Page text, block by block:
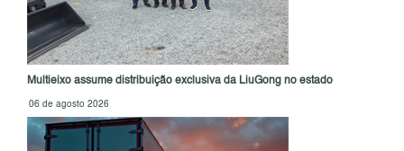
Multieixo assume distribuição exclusiva da LiuGong no estado
06 de agosto 2026